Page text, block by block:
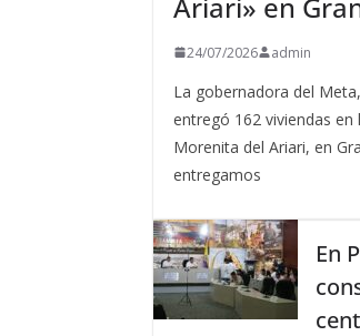
24/07/2026 admin
La gobernadora del
entregó 162 viviendas en
Morenita del Ariari, en
entregamos
En